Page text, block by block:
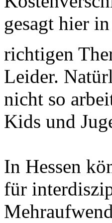
gesagt hier
richtigen
Leider.
nicht so
Kids und
In Hessen
für